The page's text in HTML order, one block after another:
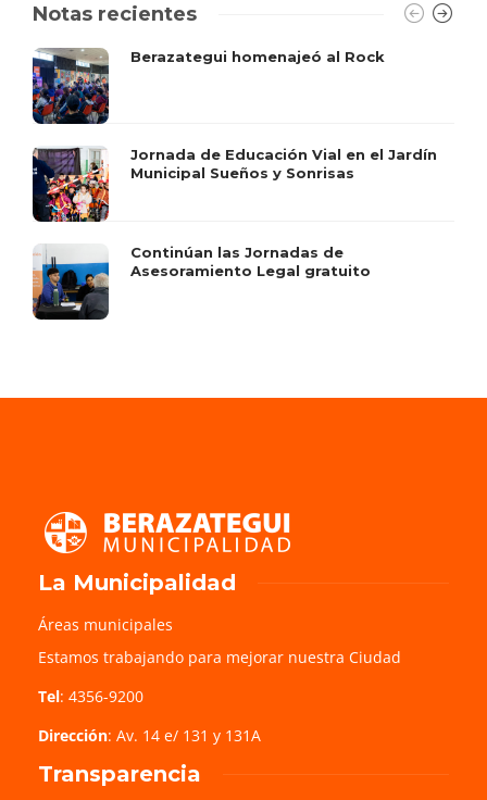
Notas recientes
Berazategui homenajeó al Rock
Jornada de Educación Vial en el Jardín
Municipal Sueños y Sonrisas
Continúan las Jornadas de
Asesoramiento Legal gratuito
La Municipalidad
Áreas municipales
Estamos trabajando para mejorar nuestra Ciudad
Tel: 4356-9200
Dirección: Av. 14 e/ 131 y 131A
Transparencia